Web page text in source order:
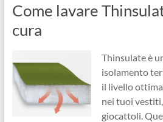
Come lavare
cura
Thinsulate è
isolamento
il livello
nei tuoi
giocattoli.